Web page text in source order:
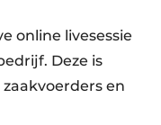
online livesessie
Deze is
en